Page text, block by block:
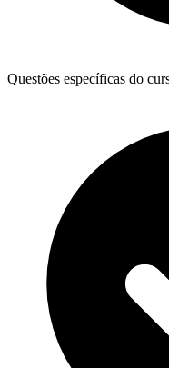
Questões específicas do